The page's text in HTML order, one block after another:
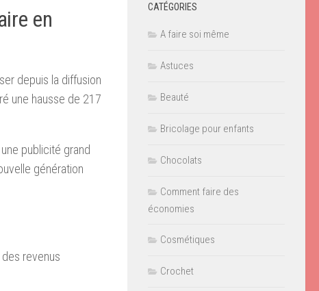
en
depuis la diffusion
une hausse de 217
publicité grand
génération
revenus
CATÉGORIES
A faire soi même
Astuces
Beauté
Bricolage pour enfants
Chocolats
Comment faire des
économies
Cosmétiques
Crochet